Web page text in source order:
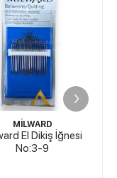
MİLWARD
El Dikiş İğnesi
No:3-9